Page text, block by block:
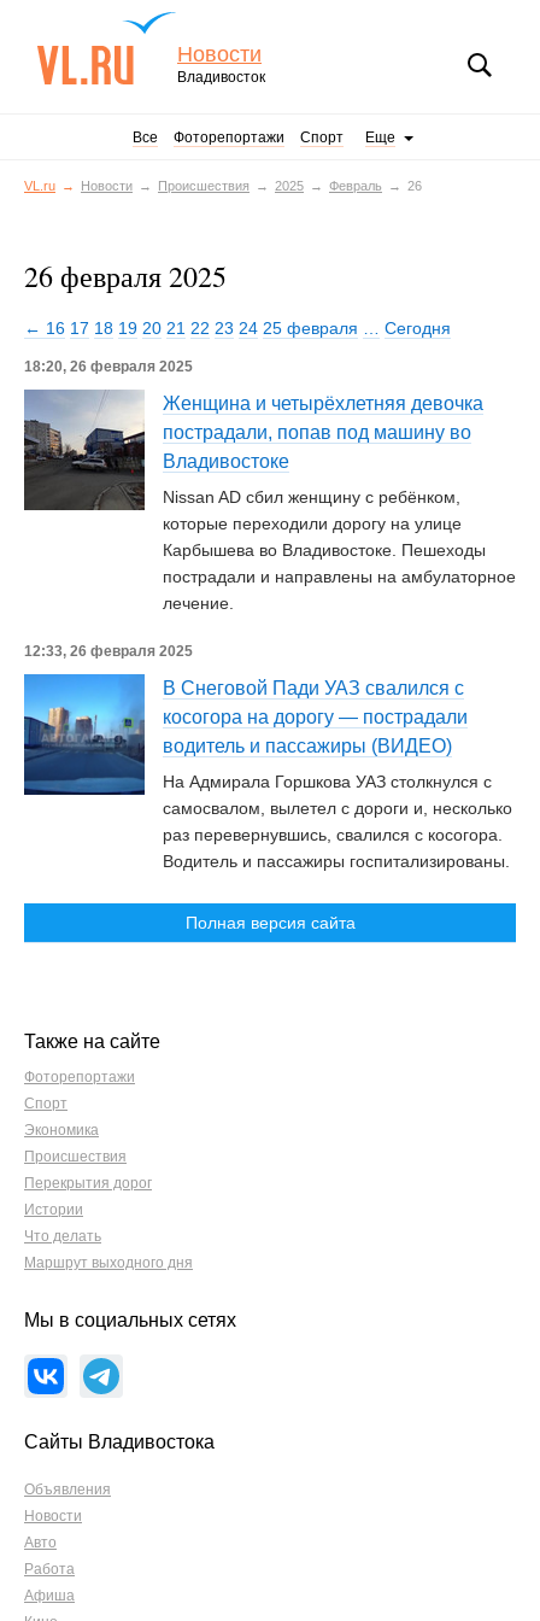
Новости
Владивосток
Все Фоторепортажи Спорт Еще
VL.ru Новости Происшествия 2025 Февраль 26
26 февраля 2025
← 16 17 18 19 20 21 22 23 24 25 февраля Сегодня
18:20, 26 февраля 2025
Женщина и четырёхлетняя девочка
пострадали, попав под машину во
Владивостоке
Nissan AD сбил женщину с ребёнком,
которые переходили дорогу на улице
Карбышева во Владивостоке. Пешеходы
пострадали и направлены на амбулаторное
лечение.
12:33, 26 февраля 2025
В Снеговой Пади УАЗ свалился с
косогора на дорогу — пострадали
водитель и пассажиры (ВИДЕО)
На Адмирала Горшкова УАЗ столкнулся с
самосвалом, вылетел с дороги и, несколько
раз перевернувшись, свалился с косогора.
Водитель и пассажиры госпитализированы.
Полная версия сайта
Также на сайте
Фоторепортажи
Спорт
Экономика
Происшествия
Перекрытия дорог
Истории
Что делать
Маршрут выходного дня
Мы в социальных сетях
Сайты Владивостока
Объявления
Новости
Авто
Работа
Афиша